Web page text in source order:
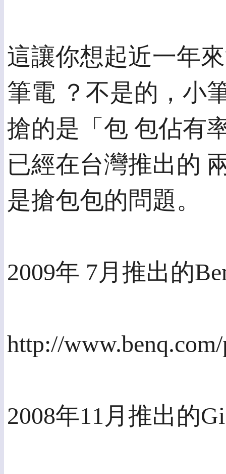
這讓你想起近一年
筆電 ？不是的，小
搶的是「包 包佔有
已經在台灣推出的
是搶包包的問題。
2009年 7月推出的
http://
2008年11月推出的